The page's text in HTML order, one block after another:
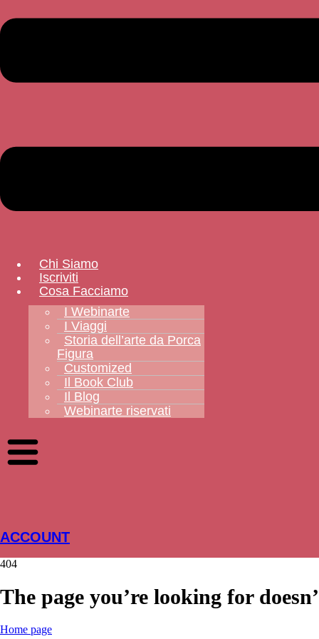
Chi Siamo
Iscriviti
Cosa Facciamo
I Webinarte
I Viaggi
Storia dell’arte da Porca
Figura
Customized
Il Book Club
Il Blog
Webinarte riservati
ACCOUNT
404
The page you’re looking for
Home page